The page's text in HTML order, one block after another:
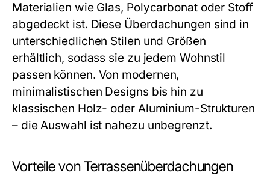
Materialien wie Glas, Polycarbonat oder Stoff
abgedeckt ist. Diese Überdachungen sind in
unterschiedlichen Stilen und Größen
erhältlich, sodass sie zu jedem Wohnstil
passen können. Von modernen,
minimalistischen Designs bis hin zu
klassischen Holz- oder Aluminium-Strukturen
– die Auswahl ist nahezu unbegrenzt.
Vorteile von Terrassenüberdachungen